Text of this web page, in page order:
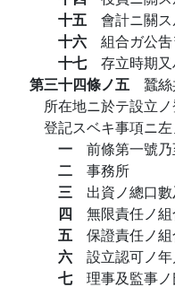
十五 會計ニ關
十六 組合ガ公
十七 存立時期
第三十四條ノ五 蠶
所在地ニ於テ設立
登記スベキ事項ニ
一 前條第一號
二 事務所
三 出資ノ總口
四 無限責任ノ
五 保證責任ノ
六 設立認可ノ年
七 理事及監事